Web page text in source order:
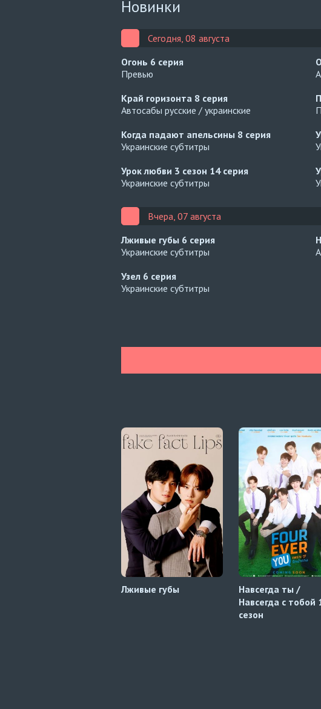
Новинки
Сегодня, 08 августа
Огонь 6 серия
Превью
Край горизонта 8 серия
Автосабы русские / украинские
Когда падают апельсины 8 серия
Украинские субтитры
Урок любви 3 сезон 14 серия
Украинские субтитры
Вчера, 07 августа
Лживые губы 6 серия
Украинские субтитры
Узел 6 серия
Украинские субтитры
Лживые губы
Навсегда ты /
Навсегда с тобой
сезон